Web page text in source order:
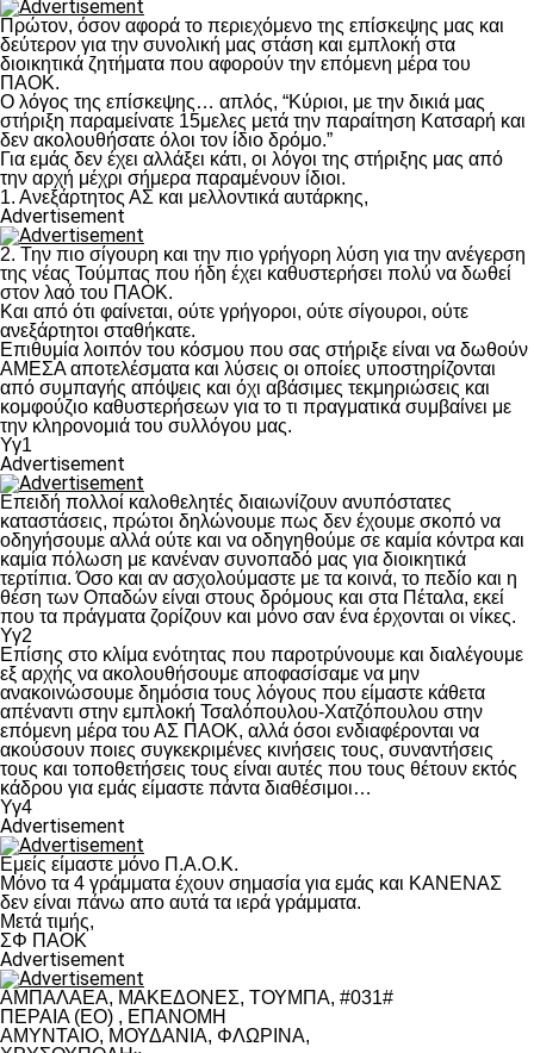
Πρώτον, όσον αφορά το περιεχόμενο της επίσκεψης μας και
δεύτερον για την συνολική μας στάση και εμπλοκή στα
διοικητικά ζητήματα που αφορούν την επόμενη μέρα του
ΠΑΟΚ.
Ο λόγος της επίσκεψης… απλός, “Κύριοι, με την δικιά μας
στήριξη παραμείνατε 15μελες μετά την παραίτηση Κατσαρή και
δεν ακολουθήσατε όλοι τον ίδιο δρόμο.”
Για εμάς δεν έχει αλλάξει κάτι, οι λόγοι της στήριξης μας από
την αρχή μέχρι σήμερα παραμένουν ίδιοι.
1. Ανεξάρτητος ΑΣ και μελλοντικά αυτάρκης,
Advertisement
2. Την πιο σίγουρη και την πιο γρήγορη λύση για την ανέγερση
της νέας Τούμπας που ήδη έχει καθυστερήσει πολύ να δωθεί
στον λαό του ΠΑΟΚ.
Και από ότι φαίνεται, ούτε γρήγοροι, ούτε σίγουροι, ούτε
ανεξάρτητοι σταθήκατε.
Επιθυμία λοιπόν του κόσμου που σας στήριξε είναι να δωθούν
ΑΜΕΣΑ αποτελέσματα και λύσεις οι οποίες υποστηρίζονται
από συμπαγής απόψεις και όχι αβάσιμες τεκμηριώσεις και
κομφούζιο καθυστερήσεων για το τι πραγματικά συμβαίνει με
την κληρονομιά του συλλόγου μας.
Υγ1
Advertisement
Επειδή πολλοί καλοθελητές διαιωνίζουν ανυπόστατες
καταστάσεις, πρώτοι δηλώνουμε πως δεν έχουμε σκοπό να
οδηγήσουμε αλλά ούτε και να οδηγηθούμε σε καμία κόντρα και
καμία πόλωση με κανέναν συνοπαδό μας για διοικητικά
τερτίπια. Όσο και αν ασχολούμαστε με τα κοινά, το πεδίο και η
θέση των Οπαδών είναι στους δρόμους και στα Πέταλα, εκεί
που τα πράγματα ζορίζουν και μόνο σαν ένα έρχονται οι νίκες.
Υγ2
Επίσης στο κλίμα ενότητας που παροτρύνουμε και διαλέγουμε
εξ αρχής να ακολουθήσουμε αποφασίσαμε να μην
ανακοινώσουμε δημόσια τους λόγους που είμαστε κάθετα
απέναντι στην εμπλοκή Τσαλόπουλου-Χατζόπουλου στην
επόμενη μέρα του ΑΣ ΠΑΟΚ, αλλά όσοι ενδιαφέρονται να
ακούσουν ποιες συγκεκριμένες κινήσεις τους, συναντήσεις
τους και τοποθετήσεις τους είναι αυτές που τους θέτουν εκτός
κάδρου για εμάς είμαστε πάντα διαθέσιμοι…
Υγ4
Advertisement
Εμείς είμαστε μόνο Π.Α.Ο.Κ.
Μόνο τα 4 γράμματα έχουν σημασία για εμάς και ΚΑΝΕΝΑΣ
δεν είναι πάνω απο αυτά τα ιερά γράμματα.
Μετά τιμής,
ΣΦ ΠΑΟΚ
Advertisement
ΑΜΠΑΛΑΕΑ, ΜΑΚΕΔΟΝΕΣ, ΤΟΥΜΠΑ, #031#
ΠΕΡΑΙΑ (ΕΟ) , ΕΠΑΝΟΜΗ
ΑΜΥΝΤΑΙΟ, ΜΟΥΔΑΝΙΑ, ΦΛΩΡΙΝΑ,